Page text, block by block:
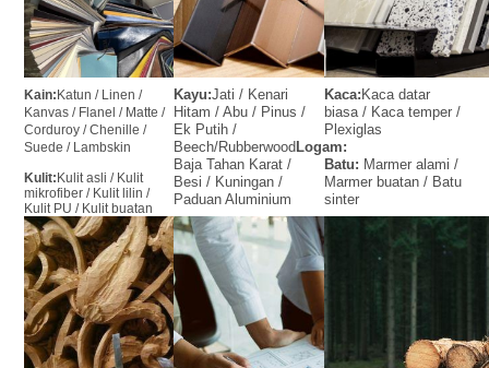
Kain: Katun / Linen /
Kanvas / Flanel / Matte /
Corduroy / Chenille /
Suede / Lambskin
Kulit: Kulit asli / Kulit
mikrofiber / Kulit lilin /
Kulit PU / Kulit buatan
Kayu:Jati / Kenari
Hitam / Abu / Pinus /
Ek Putih /
Beech/Rubberwood Logam:
Baja Tahan Karat /
Besi / Kuningan /
Paduan Aluminium
Kaca: Kaca datar
biasa / Kaca temper /
Plexiglas
Batu: Marmer alami /
Marmer buatan / Batu
sinter